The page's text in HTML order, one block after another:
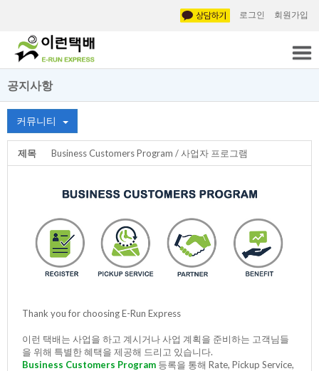
로그인 회원가입
공지사항
커뮤니티
제목 Business Customers Program / 사업자 프로그램
Thank you for choosing E-Run Express
이런 택배는 사업을 하고 계시거나 사업 계획을 준비하는 고객님들
을 위해 특별한 혜택을 제공해 드리고 있습니다.
Business Customers Program 등록을 통해 Rate, Pickup Service,